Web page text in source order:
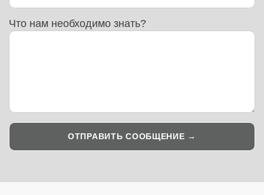
Что нам необходимо знать?